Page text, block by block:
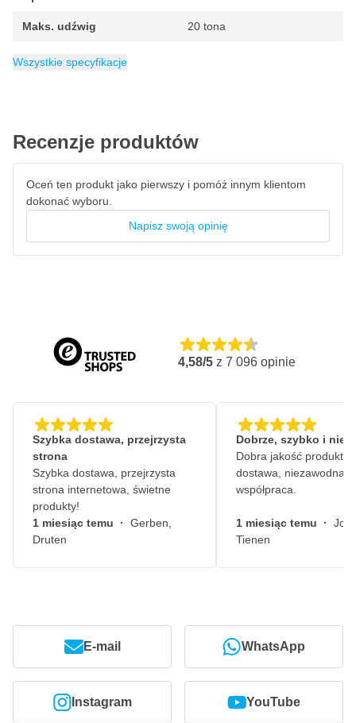
Charakterystyka RODAC TL120N Podnośnik
Min. wysokość: 242 mm
Szerokość: 144 mm
Maks. udźwig 20 tona
Minimalna wysokość
Waga 10.8 kg
Maksymalna wysokość
Kategoria Podnośnik hydrauliczny słupkowy
Wszystkie specyfikacje
Recenzje produktów
Oceń ten produkt jako pierwszy i pomóż innym klientom
dokonać wyboru.
Napisz swoją opinię
4,58/5 z 7 096 opinie
Szybka dostawa, przejrzysta
strona
Szybka dostawa, przejrzysta
strona internetowa, świetne
produkty!
1 miesiąc temu · Gerben,
Druten
Dobrze, szybko i
Dobra jakość
dostawa, niezawodna
współpraca.
1 miesiąc temu ·
Tienen
E-mail WhatsApp
Instagram YouTube